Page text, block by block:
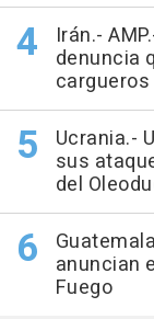
Irán.-
denuncia
Ucrania.-
sus
del
anuncian
Fuego